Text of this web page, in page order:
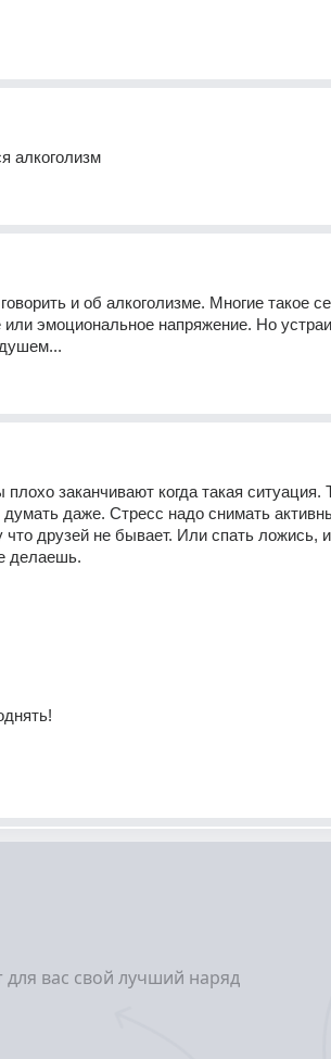
алкоголизм
и об алкоголизме. Многие такое
эмоциональное напряжение. Но
заканчивают когда такая ситуация.
даже. Стресс надо снимать
друзей не бывает. Или спать ложись,
делаешь.